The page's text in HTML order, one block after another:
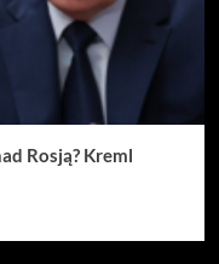
Rosją? Kreml